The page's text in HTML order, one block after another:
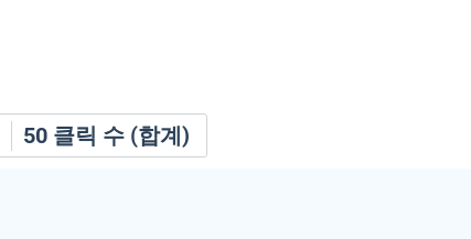
50 클릭 수 (합계)